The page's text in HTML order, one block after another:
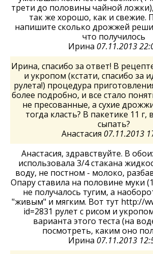
трети до половины чайной
так же хорошо, как и свежие.
напишите сколько дрожжей
что получилось
Ирина 07.11.2013
Ирина, спасибо за ответ! В
и укропом (кстати, спасибо за
рулета!) процедура
более подробно, и все стало
не пресованные, а сухие
тогда класть? В пакетике 11 г,
сыпать?
Анастасия 07.11.2013
Анастасия, здравствуйте. В
использовала 3/4 стакана
воду, не постном - молоко,
Опару ставила на половине муки
не получалось тугим, а
"живым" и мягким. Вот тут http://
id=2831 рулет с рисом и
варианта этого теста (на
посмотреть, каким оно
Ирина 07.11.2013